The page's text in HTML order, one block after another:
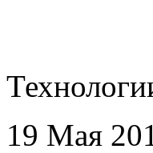
19 Мая